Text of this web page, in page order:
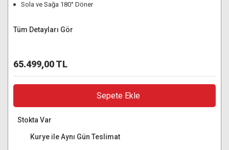
Sola ve Sağa 180° Döner
Tüm Detayları Gör
65.499,00 TL
Sepete Ekle
Stokta Var
Kurye ile Aynı Gün Teslimat